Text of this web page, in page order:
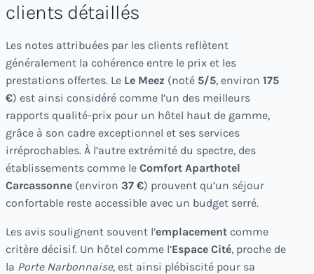
clients détaillés
Les notes attribuées par les clients reflètent
généralement la cohérence entre le prix et les
prestations offertes. Le Le Meez (noté 5/5, environ 175
€) est ainsi considéré comme l’un des meilleurs
rapports qualité-prix pour un hôtel haut de gamme,
grâce à son cadre exceptionnel et ses services
irréprochables. À l’autre extrémité du spectre, des
établissements comme le Comfort Aparthotel
Carcassonne (environ 37 €) prouvent qu’un séjour
confortable reste accessible avec un budget serré.
Les avis soulignent souvent l’emplacement comme
critère décisif. Un hôtel comme l’Espace Cité, proche de
la Porte Narbonnaise, est ainsi plébiscité pour sa